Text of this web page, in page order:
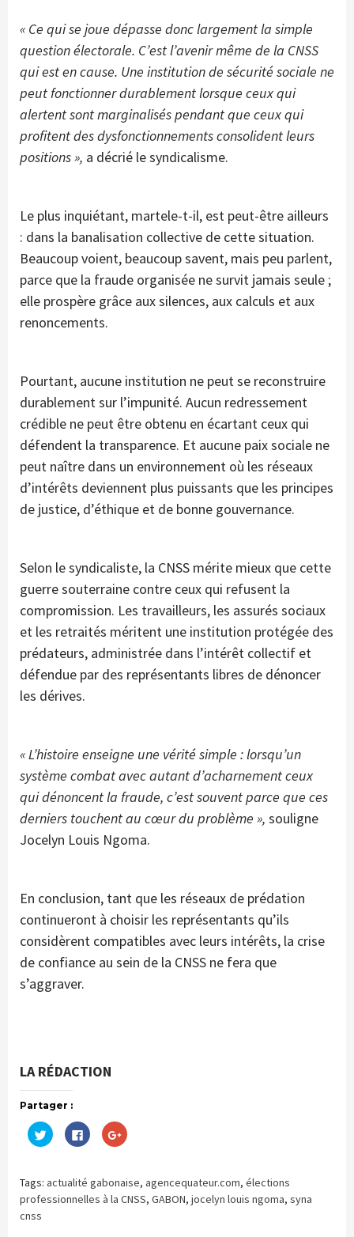
« Ce qui se joue dépasse donc largement la simple
question électorale. C’est l’avenir même de la CNSS
qui est en cause. Une institution de sécurité sociale ne
peut fonctionner durablement lorsque ceux qui
alertent sont marginalisés pendant que ceux qui
profitent des dysfonctionnements consolident leurs
positions », a décrié le syndicalisme.
Le plus inquiétant, martele-t-il, est peut-être ailleurs
: dans la banalisation collective de cette situation.
Beaucoup voient, beaucoup savent, mais peu parlent,
parce que la fraude organisée ne survit jamais seule ;
elle prospère grâce aux silences, aux calculs et aux
renoncements.
Pourtant, aucune institution ne peut se reconstruire
durablement sur l’impunité. Aucun redressement
crédible ne peut être obtenu en écartant ceux qui
défendent la transparence. Et aucune paix sociale ne
peut naître dans un environnement où les réseaux
d’intérêts deviennent plus puissants que les principes
de justice, d’éthique et de bonne gouvernance.
Selon le syndicaliste, la CNSS mérite mieux que cette
guerre souterraine contre ceux qui refusent la
compromission. Les travailleurs, les assurés sociaux
et les retraités méritent une institution protégée des
prédateurs, administrée dans l’intérêt collectif et
défendue par des représentants libres de dénoncer
les dérives.
« L’histoire enseigne une vérité simple : lorsqu’un
système combat avec autant d’acharnement ceux
qui dénoncent la fraude, c’est souvent parce que ces
derniers touchent au cœur du problème », souligne
Jocelyn Louis Ngoma.
En conclusion, tant que les réseaux de prédation
continueront à choisir les représentants qu’ils
considèrent compatibles avec leurs intérêts, la crise
de confiance au sein de la CNSS ne fera que
s’aggraver.
LA RÉDACTION
Partager :
Cliquez
pour
partager
dans
une
nouvelle
Cliquez
pour
partager
dans
une
nouvelle
Cliquez
pour
(ouvre
dans
une
nouvelle
Tags: actualité gabonaise, agencequateur.com, élections
professionnelles à la CNSS, GABON, jocelyn louis ngoma, syna
cnss